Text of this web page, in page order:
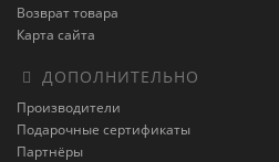
Возврат товара
Карта сайта
ДОПОЛНИТЕЛЬНО
Производители
Подарочные сертификаты
Партнёры